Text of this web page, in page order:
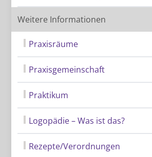
Weitere Informationen
Praxisräume
Praxisgemeinschaft
Praktikum
Logopädie – Was ist das?
Rezepte/Verordnungen